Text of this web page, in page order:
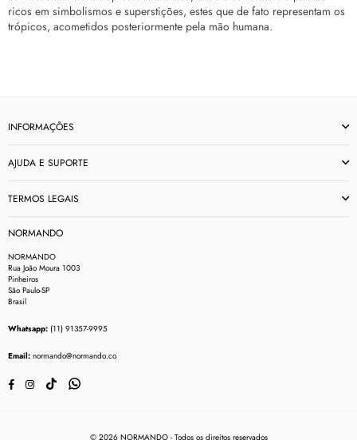
ricos em simbolismos e superstições, estes que de fato representam os
trópicos, acometidos posteriormente pela mão humana.
INFORMAÇÕES
AJUDA E SUPORTE
TERMOS LEGAIS
NORMANDO
NORMANDO
Rua João Moura 1003
Pinheiros
São Paulo-SP
Brasil
Whatsapp: (11) 91357-9995
Email: normando@normando.co
FacebookInstagram TikTok Whatsapp
© 2026 NORMANDO - Todos os direitos reservados